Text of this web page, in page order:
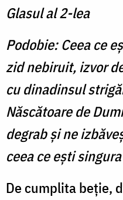
Glasul al 2-lea
Podobie:Ceea ce
zid nebi­ruit, izvor
cu dina­dinsul
Născătoare de
degrab și ne
ceea ce ești
De cumplita beție,